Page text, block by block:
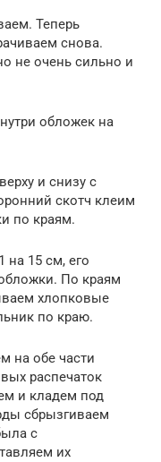
Теперь
снова.
не очень сильно и
обложек на
и снизу с
скотч клеим
по краям.
на 15 см, его
По краям
хлопковые
по краю.
на обе части
распечаток
и кладем под
сбрызгиваем
с
их